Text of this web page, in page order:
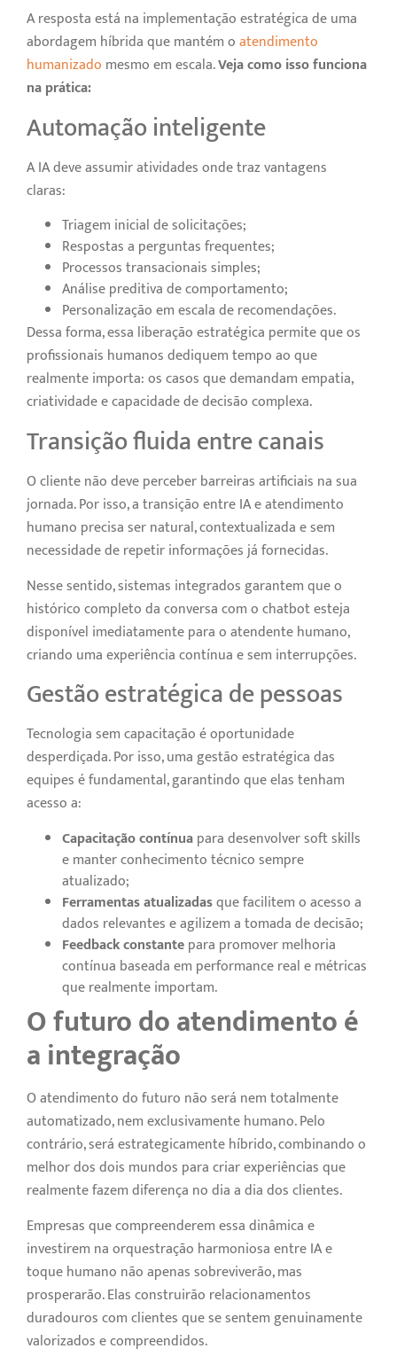
A resposta está na implementação estratégica de uma
abordagem híbrida que mantém oatendimento
humanizado mesmo em escala.Veja como isso funciona
na prática:
Automação inteligente
A IA deve assumir atividades onde traz vantagens
claras:
Triagem inicial de solicitações;
Respostas a perguntas frequentes;
Processos transacionais simples;
Análise preditiva de comportamento;
Personalização em escala de recomendações.
Dessa forma, essa liberação estratégica permite que os
profissionais humanos dediquem tempo ao que
realmente importa: os casos que demandam empatia,
criatividade e capacidade de decisão complexa.
Transição fluida entre canais
O cliente não deve perceber barreiras artificiais na sua
jornada. Por isso, a transição entre IA e atendimento
humano precisa ser natural, contextualizada e sem
necessidade de repetir informações já fornecidas.
Nesse sentido, sistemas integrados garantem que o
histórico completo da conversa com o chatbot esteja
disponível imediatamente para o atendente humano,
criando uma experiência contínua e sem interrupções.
Gestão estratégica de pessoas
Tecnologia sem capacitação é oportunidade
desperdiçada. Por isso, uma gestão estratégica das
equipes é fundamental, garantindo que elas tenham
acesso a:
Capacitação contínuapara desenvolver soft skills
e manter conhecimento técnico sempre
atualizado;
Ferramentas atualizadasque facilitem o acesso a
dados relevantes e agilizem a tomada de decisão;
Feedback constantepara promover melhoria
contínua baseada em performance real e métricas
que realmente importam.
O futuro do atendimento é
a integração
O atendimento do futuro não será nem totalmente
automatizado, nem exclusivamente humano. Pelo
contrário, será estrategicamente híbrido, combinando o
melhor dos dois mundos para criar experiências que
realmente fazem diferença no dia a dia dos clientes.
Empresas que compreenderem essa dinâmica e
investirem na orquestração harmoniosa entre IA e
toque humano não apenas sobreviverão, mas
prosperarão. Elas construirão relacionamentos
duradouros com clientes que se sentem genuinamente
valorizados e compreendidos.